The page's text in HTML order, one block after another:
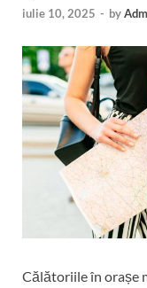
iulie 10, 2025 - by
Călătoriile în orașe